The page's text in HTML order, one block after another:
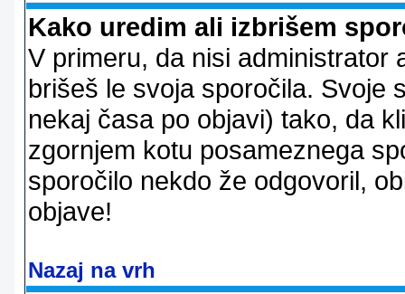
Kako uredim ali izbrišem
V primeru, da nisi administrator
brišeš le svoja sporočila. Svoje
nekaj časa po objavi) tako, da
zgornjem kotu posameznega
sporočilo nekdo že odgovoril,
objave!
Nazaj na vrh